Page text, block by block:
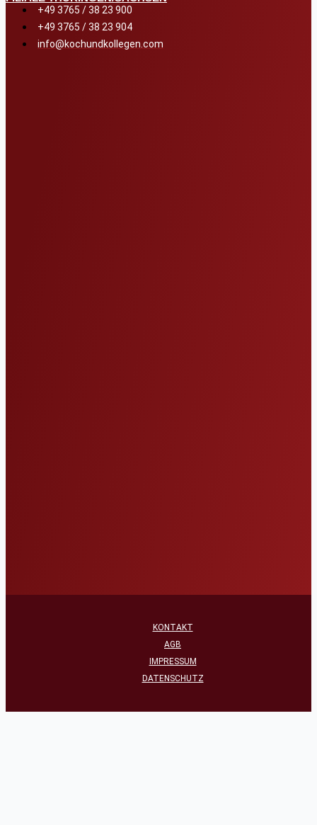
+49 3765 / 38 23 900
+49 3765 / 38 23 904
info@kochundkollegen.com
KONTAKT
AGB
IMPRESSUM
DATENSCHUTZ